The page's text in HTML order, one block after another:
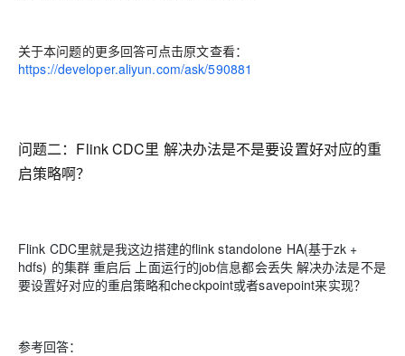
关于本问题的更多回答可点击原文查看：
https://developer.aliyun.com/ask/590881
问题二： Flink CDC里 解决办法是不是要设置好对应的重
启策略啊？
Flink CDC里就是我这边搭建的flink standolone HA(基于zk +
hdfs) 的集群 重启后 上面运行的job信息都会丢失 解决办法是不是
要设置好对应的重启策略和checkpoint或者savepoint来实现？
参考回答：